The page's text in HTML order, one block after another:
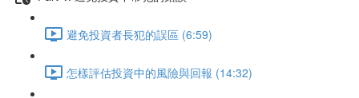
避免投資者長犯的誤區 (6:59)
怎樣評估投資中的風險與回報 (14:32)